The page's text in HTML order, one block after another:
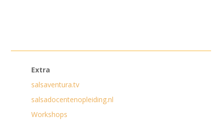
Extra
salsaventura.tv
salsadocentenopleiding.nl
Workshops